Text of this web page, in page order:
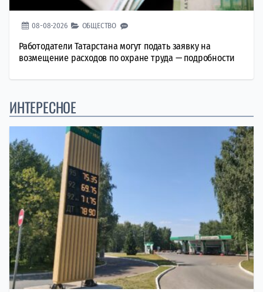
08-08-2026 ОБЩЕСТВО
Работодатели Татарстана могут подать заявку на
возмещение расходов по охране труда — подробности
ИНТЕРЕСНОЕ